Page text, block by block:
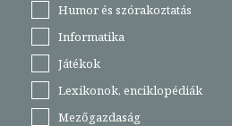
Humor és szórakoztatás
Informatika
Játékok
Lexikonok, enciklopédiák
Mezőgazdaság